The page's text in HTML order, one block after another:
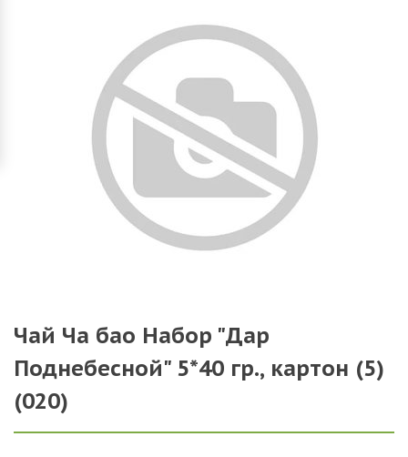
Чай Ча бао Набор "Дар
Поднебесной" 5*40 гр., картон (5)
(020)